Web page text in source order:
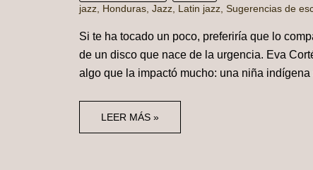
jazz Honduras Jazz Latin jazz Sugerencias de
Si te ha tocado un poco, preferiría que lo
de un disco que nace de la urgencia. Eva
algo que la impactó mucho: una niña
LEER MÁS »